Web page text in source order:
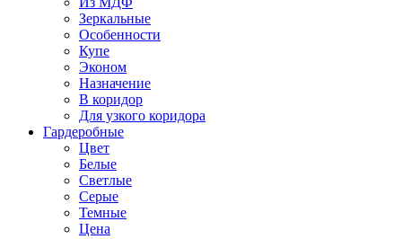
Зеркальные
Особенности
Купе
Эконом
Назначение
В коридор
Для узкого коридора
Гардеробные
Цвет
Белые
Светлые
Серые
Темные
Цена